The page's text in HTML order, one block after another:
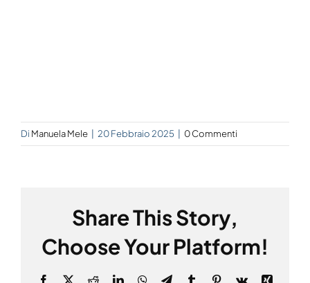
Di Manuela Mele 20 Febbraio 2025 0 Commenti
Share This Story,
Choose Your Platform!
Facebook
X RedditLinkedInWhatsApp
TelegramTumblrPinterest
Vk
Xing